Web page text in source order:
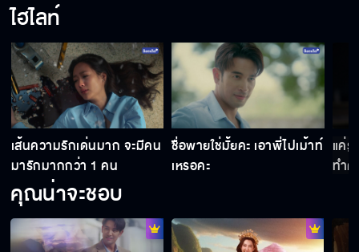
เราต้องยอมรับแรงกระแทกจากสิ่งที่เราโกหกเอา
ไว้
เพราะว่าพายเป็นแบบนี้ไง เราถึงไม่มีลูกกันสักที
ลองถามตัวเองอีกครั้งนะคะว่าพี่มีความสุขจริง
หรือเปล่า
ไฮไลท์
เส้นความรักเด่นมาก จะมีคน
มารักมากกว่า 1 คน
ชื่อพายใช่มั้ยคะ เอาพี่ไปเม้าท์
เหรอคะ
แค่รู้
ทำค
คุณน่าจะชอบ